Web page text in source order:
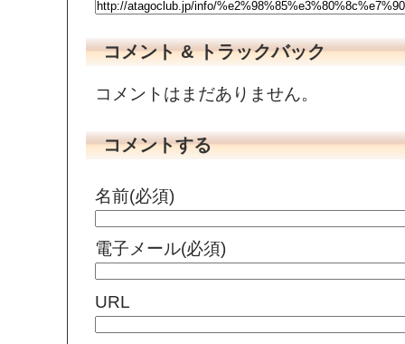
コメント & トラックバック
コメントはまだありません。
コメントする
名前(必須)
電子メール(必須)
URL